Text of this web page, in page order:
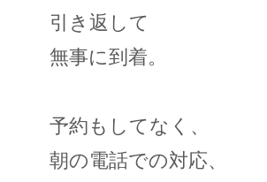
引き返して
無事に到着。
予約もしてなく、
朝の電話での対応、